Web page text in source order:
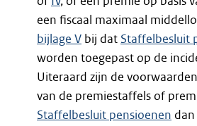
een fiscaal maximaal
bijlage V bij dat Staffelbesluit
worden toegepast op de
Uiteraard zijn de
van de premiestaffels of
Staffelbesluit pensioenen